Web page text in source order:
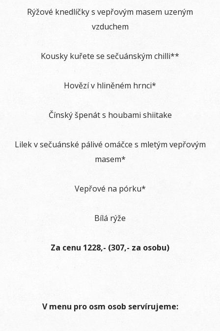
Rýžové knedlíčky s vepřovým masem uzeným
vzduchem
Kousky kuřete se sečuánským chilli**
Hovězí v hliněném hrnci*
Čínský špenát s houbami shiitake
Lilek v sečuánské pálivé omáčce s mletým vepřovým
masem*
Vepřové na pórku*
Bílá rýže
Za cenu 1228,- (307,- za osobu)
V menu pro osm osob servírujeme: